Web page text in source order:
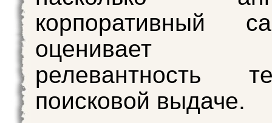
корпоративный
оценивает
релевантность
поисковой выдаче.